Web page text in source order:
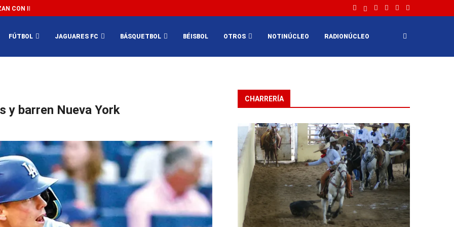
CON IMPEDIR EL MÉXICO VS SUDÁFRICA...
FÚTBOL JAGUARES FC BÁSQUETBOL BÉISBOL OTROS NOTINÚCLEO RADIONÚCLEO
y barren Nueva York
CHARRERÍA